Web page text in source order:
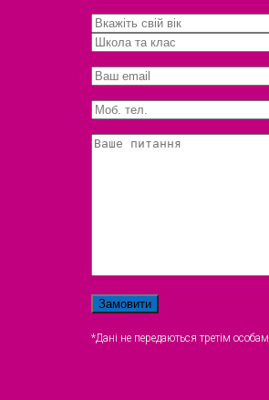
*Дані не передаються третім особам